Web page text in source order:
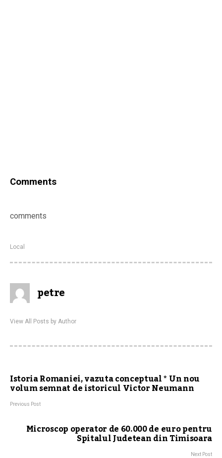
Comments
comments
Local
petre
View All Posts by Author
Istoria Romaniei, vazuta conceptual * Un nou
volum semnat de istoricul Victor Neumann
Previous Post
Microscop operator de 60.000 de euro pentru
Spitalul Judetean din Timisoara
Next Post